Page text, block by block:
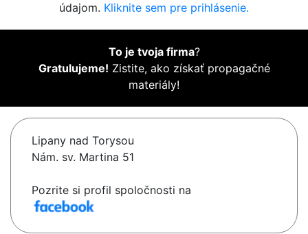
údajom. Kliknite sem pre prihlásenie.
To je tvoja firma?
Gratulujeme! Zistite, ako získať propagačné
materiály!
Lipany nad Torysou
Nám. sv. Martina 51
Pozrite si profil spoločnosti na